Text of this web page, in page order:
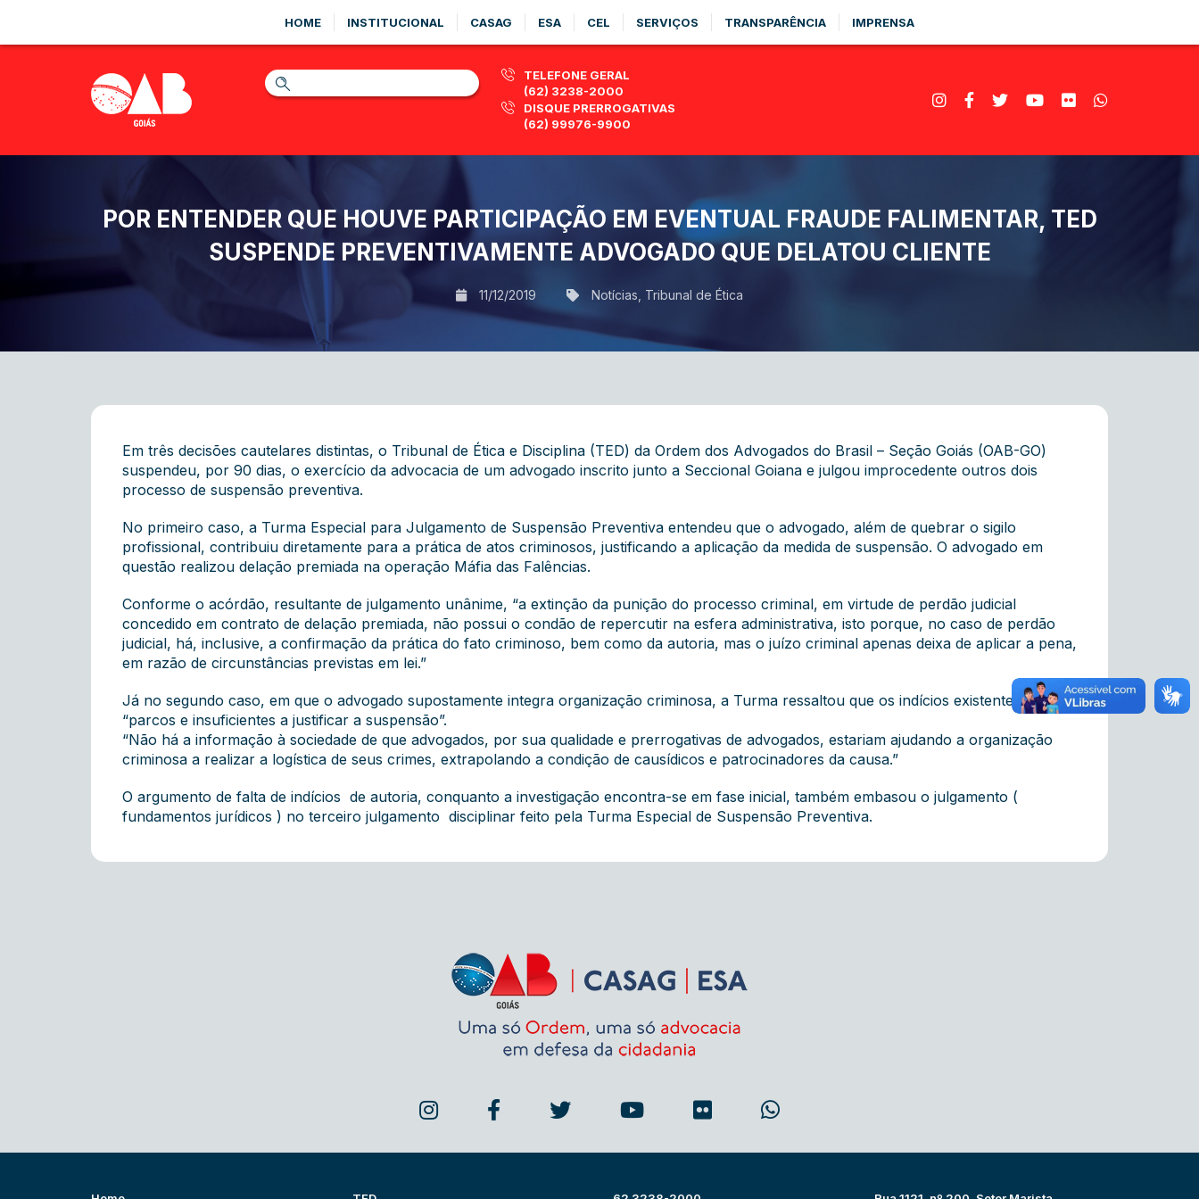
HOME INSTITUCIONAL CASAG ESA CEL SERVIÇOS TRANSPARÊNCIA IMPRENSA
TELEFONE GERAL
(62) 3238-2000
DISQUE PRERROGATIVAS
(62) 99976-9900
POR ENTENDER QUE HOUVE PARTICIPAÇÃO EM EVENTUAL FRAUDE FALIMENTAR, TED
SUSPENDE PREVENTIVAMENTE ADVOGADO QUE DELATOU CLIENTE
11/12/2019 Notícias Tribunal de Ética
Em três decisões cautelares distintas, o Tribunal de Ética e Disciplina (TED) da Ordem dos Advogados do Brasil – Seção Goiás (OAB-GO)
suspendeu, por 90 dias, o exercício da advocacia de um advogado inscrito junto a Seccional Goiana e julgou improcedente outros dois
processo de suspensão preventiva.
No primeiro caso, a Turma Especial para Julgamento de Suspensão Preventiva entendeu que o advogado, além de quebrar o sigilo
profissional, contribuiu diretamente para a prática de atos criminosos, justificando a aplicação da medida de suspensão. O advogado em
questão realizou delação premiada na operação Máfia das Falências.
Conforme o acórdão, resultante de julgamento unânime, “a extinção da punição do processo criminal, em virtude de perdão judicial
concedido em contrato de delação premiada, não possui o condão de repercutir na esfera administrativa, isto porque, no caso de perdão
judicial, há, inclusive, a confirmação da prática do fato criminoso, bem como da autoria, mas o juízo criminal apenas deixa de aplicar a pena,
em razão de circunstâncias previstas em lei.”
Já no segundo caso, em que o advogado supostamente integra organização criminosa, a Turma ressaltou que os indícios existentes são
“parcos e insuficientes a justificar a suspensão”.
“Não há a informação à sociedade de que advogados, por sua qualidade e prerrogativas de advogados, estariam ajudando a organização
criminosa a realizar a logística de seus crimes, extrapolando a condição de causídicos e patrocinadores da causa.”
O argumento de falta de indícios de autoria, conquanto a investigação encontra-se em fase inicial, também embasou o julgamento (
fundamentos jurídicos ) no terceiro julgamento disciplinar feito pela Turma Especial de Suspensão Preventiva.